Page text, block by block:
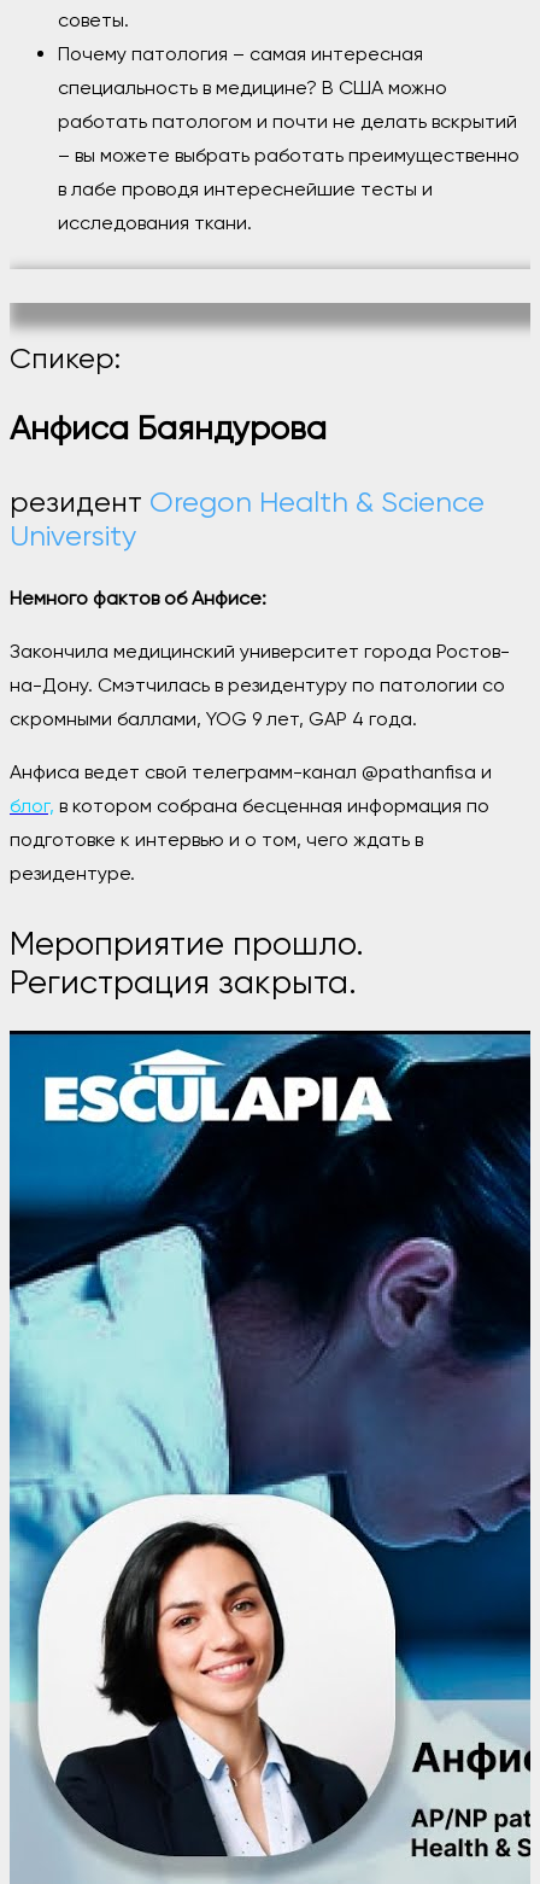
советы.
Почему патология – самая интересная
специальность в медицине? В США можно
работать патологом и почти не делать вскрытий
– вы можете выбрать работать преимущественно
в лабе проводя интереснейшие тесты и
исследования ткани.
Спикер:
Анфиса Баяндурова
резидент Oregon Health & Science
University
Немного фактов об Анфисе:
Закончила медицинский университет города Ростов-
на-Дону. Смэтчилась в резидентуру по патологии со
скромными баллами, YOG 9 лет, GAP 4 года.
Анфиса ведет свой телеграмм-канал @pathanfisa и
блог, в котором собрана бесценная информация по
подготовке к интервью и о том, чего ждать в
резидентуре.
Мероприятие прошло.
Регистрация закрыта.